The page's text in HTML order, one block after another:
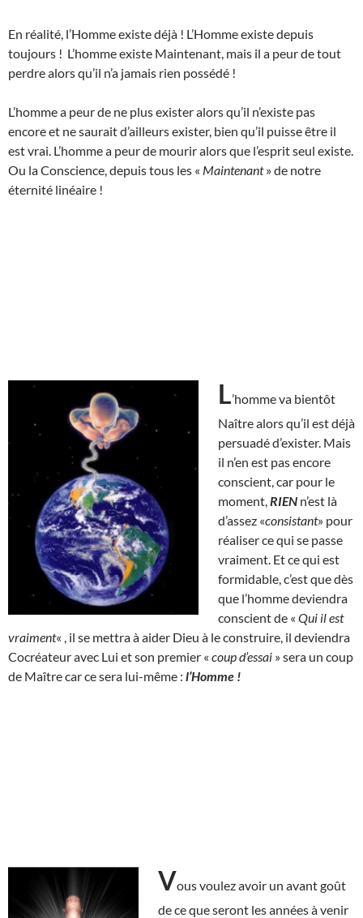
En réalité, l’Homme existe déjà ! L’Homme existe depuis
toujours ! L’homme existe Maintenant, mais il a peur de tout
perdre alors qu’il n’a jamais rien possédé !
L’homme a peur de ne plus exister alors qu’il n’existe pas
encore et ne saurait d’ailleurs exister, bien qu’il puisse être il
est vrai. L’homme a peur de mourir alors que l’esprit seul existe.
Ou la Conscience, depuis tous les « Maintenant» de notre
éternité linéaire !
L’homme va bientôt
Naître alors qu’il est déjà
persuadé d’exister. Mais
il n’en est pas encore
conscient, car pour le
moment, RIEN n’est là
d’assez «consistant» pour
réaliser ce qui se passe
vraiment. Et ce qui est
formidable, c’est que dès
que l’homme deviendra
conscient de « Qui il est
vraiment« , il se mettra à aider Dieu à le construire, il deviendra
Cocréateur avec Lui et son premier « coup d’essai » sera un coup
de Maître car ce sera lui-même : l’Homme !
Vous voulez avoir un avant goût
de ce que seront les années à venir